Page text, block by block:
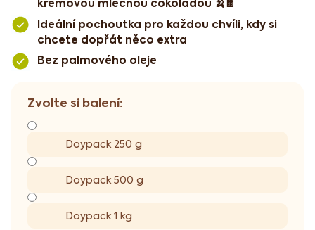
Doypack 250 g
Doypack 500 g
Doypack 1 kg
krémovou mléčnou čokoládou 🍌🍫
Ideální pochoutka pro každou chvíli, kdy si
chcete dopřát něco extra
Bez palmového oleje